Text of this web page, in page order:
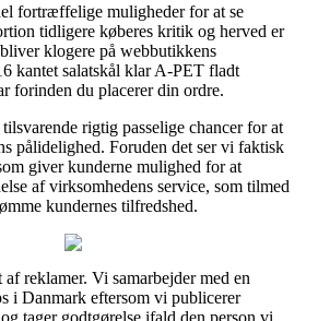
fortræffelige muligheder for at se
tidligere køberes kritik og herved er
klogere på webbutikkens
kantet salatskål klar A-PET fladt
forinden du placerer din ordre.
rigtig passelige chancer for at
pålidelighed. Foruden det ser vi faktisk
giver kunderne mulighed for at
af virksomhedens service, som tilmed
kundernes tilfredshed.
reklamer. Vi samarbejder med en
i Danmark eftersom vi publicerer
tager godtgørelse ifald den person vi